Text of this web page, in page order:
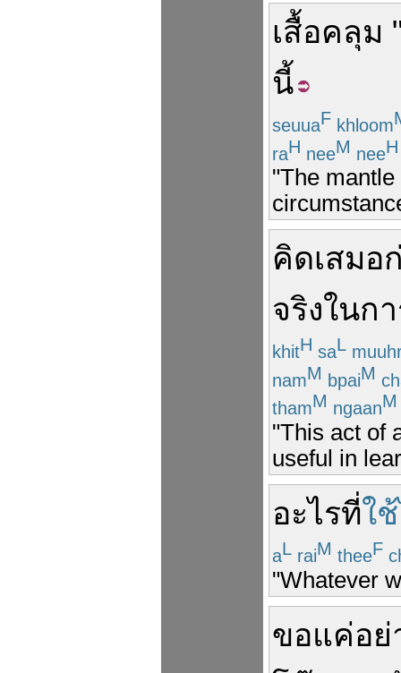
เสื้อคลุม
นี้
seuuaF khloom
raH neeM neeH
"The mantle
คิดเสมอ
จริงในก
khitH saL
namM bpaiM
thamM ngaanM
"This act of
useful in
อะไรที่ใ
aL raiM theeF
"Whatever
ขอแค่อย่